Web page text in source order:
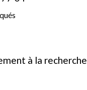
à la